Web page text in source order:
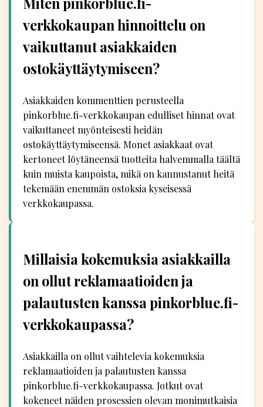
verkkokaupan hinnoittelu on
vaikuttanut asiakkaiden
ostokäyttäytymiseen?
Asiakkaiden kommenttien perusteella
pinkorblue.fi-verkkokaupan edulliset hinnat ovat
vaikuttaneet myönteisesti heidän
ostokäyttäytymiseensä. Monet asiakkaat ovat
kertoneet löytäneensä tuotteita halvemmalla täältä
kuin muista kaupoista, mikä on kannustanut heitä
tekemään enemmän ostoksia kyseisessä
verkkokaupassa.
Millaisia kokemuksia asiakkailla
on ollut reklamaatioiden ja
palautusten kanssa pinkorblue.fi-
verkkokaupassa?
Asiakkailla on ollut vaihtelevia kokemuksia
reklamaatioiden ja palautusten kanssa
pinkorblue.fi-verkkokaupassa. Jotkut ovat
kokeneet näiden prosessien olevan monimutkaisia